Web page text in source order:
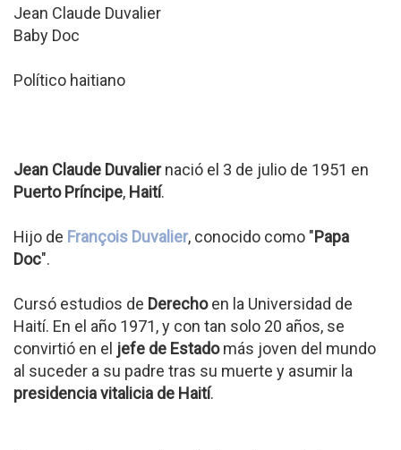
Jean Claude Duvalier
Baby Doc
Político haitiano
Jean Claude Duvaliernació el 3 de julio de 1951 en
Puerto Príncipe, Haití.
Hijo de François Duvalier, conocido como "Papa
Doc".
Cursó estudios de Derechoen la Universidad de
Haití. En el año 1971, y con tan solo 20 años, se
convirtió en el jefe de Estadomás joven del mundo
al suceder a su padre tras su muerte y asumir la
presidencia vitalicia de Haití.